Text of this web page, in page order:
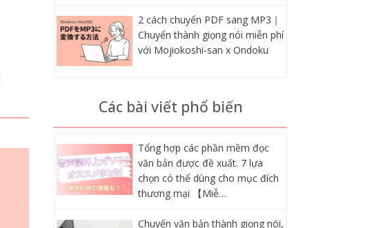
2 cách chuyển PDF sang MP3｜
Chuyển thành giọng nói miễn phí
với Mojiokoshi-san x Ondoku
Các bài viết phổ biến
Tổng hợp các phần mềm đọc
văn bản được đề xuất. 7 lựa
chọn có thể dùng cho mục đích
thương mại 【Miễ…
Chuyển văn bản thành giọng nói,